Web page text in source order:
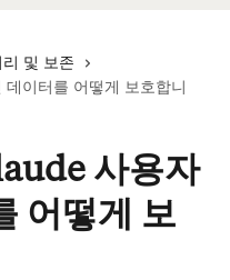
및 보존
이터를 어떻게 보호합니
사용자
어떻게 보